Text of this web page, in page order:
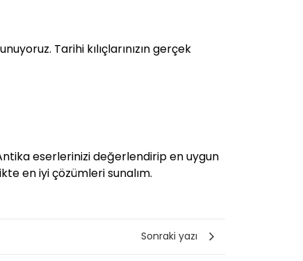
Tarihi kılıçlarınızın gerçek
eserlerinizi değerlendirip en uygun
en iyi çözümleri sunalım.
Sonraki yazı